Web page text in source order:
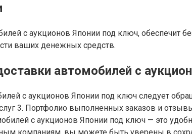
с аукционов Японии под ключ, обеспечит
ваших денежных средств.
автомобилей с
с аукционов Японии под ключ следует
3. Портфолио выполненных заказов и
с аукционов Японии под ключ — это
компаниям, вы можете быть уверены в